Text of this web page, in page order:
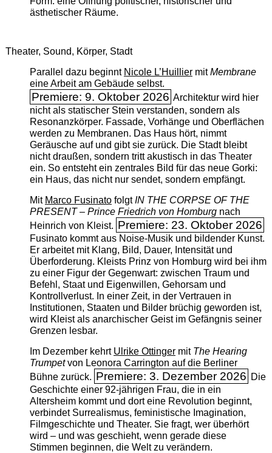
ästhetischer Räume.
Theater, Sound, Körper, Stadt
Parallel dazu beginnt Nicole L’Huilliermit ­Membrane
eine Arbeit am Gebäude selbst.
Premiere: 9. Oktober 2026 Architektur wird hier
nicht als statischer Stein verstanden, sondern als
Resonanzkörper. Fassade, Vorhänge und Oberflächen
werden zu Membranen. Das Haus hört, nimmt
Geräusche auf und gibt sie zurück. Die Stadt bleibt
nicht draußen, sondern tritt akustisch in das Theater
ein. So entsteht ein zentrales Bild für das neue Gorki:
ein Haus, das nicht nur sendet, sondern empfängt.
Mit Marco FusinatofolgtIN THE CORPSE OF THE
PRESENT – Prince Friedrich von Homburgnach
Heinrich von Kleist. Premiere: 23. Oktober 2026
Fusinato kommt aus Noise-Musik und bildender Kunst.
Er arbeitet mit Klang, Bild, Dauer, Intensität und
Überforderung. Kleists Prinz von Homburg wird bei ihm
zu einer Figur der Gegenwart: zwischen Traum und
Befehl, Staat und Eigenwillen, Gehorsam und
Kontrollverlust. In einer Zeit, in der Vertrauen in
Institutionen, Staaten und Bilder brüchig geworden ist,
wird Kleist als anarchischer Geist im Gefängnis seiner
Grenzen lesbar.
Im Dezember kehrt Ulrike Ottingermit The ­Hearing
Trumpetvon Leonora Carrington auf die Berliner
Bühne zurück. Premiere: 3. Dezember 2026 Die
Geschichte einer 92-jährigen Frau, die in ein
Altersheim kommt und dort eine Revolution beginnt,
verbindet Surrealismus, feministische Imagination,
Filmgeschichte und Theater. Sie fragt, wer überhört
wird – und was geschieht, wenn gerade diese
Stimmen beginnen, die Welt zu verändern.